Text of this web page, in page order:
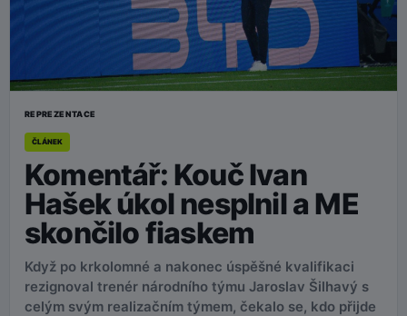
REPREZENTACE
ČLÁNEK
Komentář: Kouč Ivan
Hašek úkol nesplnil a ME
skončilo fiaskem
Když po krkolomné a nakonec úspěšné kvalifikaci
rezignoval trenér národního týmu Jaroslav Šilhavý s
celým svým realizačním týmem, čekalo se, kdo přijde